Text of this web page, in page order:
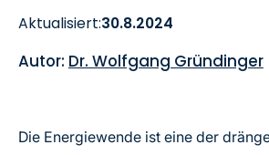
Aktualisiert:30.8.2024
Autor: Dr. Wolfgang Gründinger
Die Energiewende ist eine der